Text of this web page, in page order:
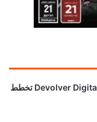
بعد سنوات في البورصة.. Devolver Digital تخطط